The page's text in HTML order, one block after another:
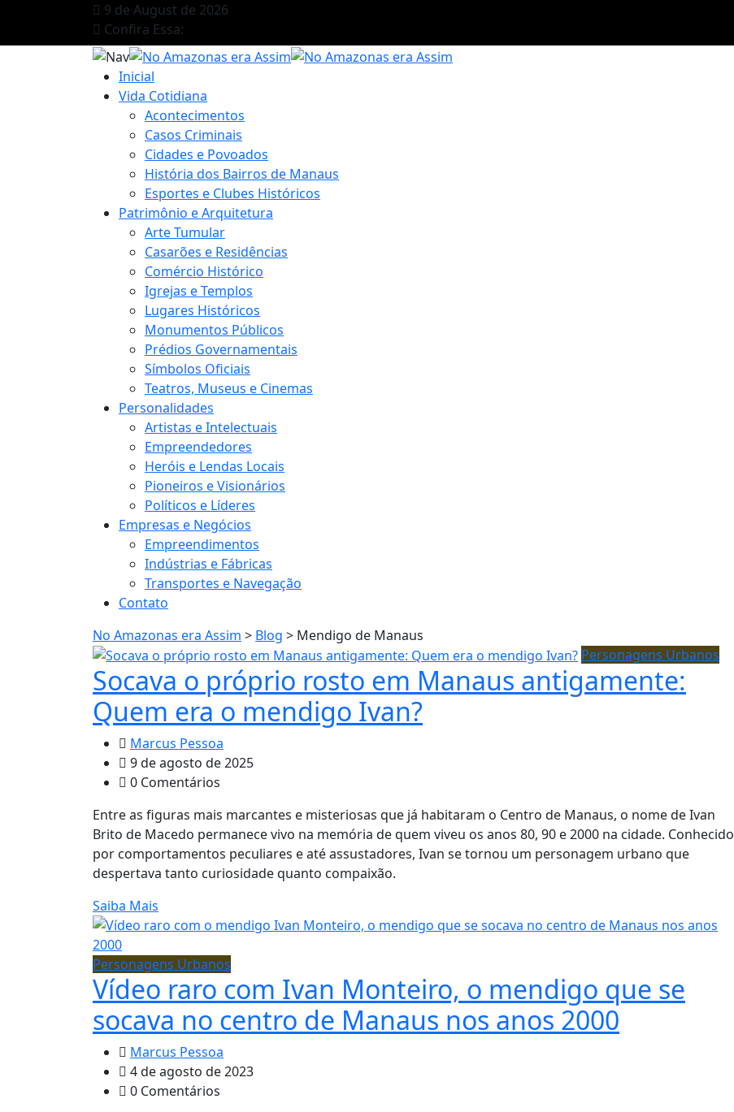
9 de August de 2026
Confira Essa:
Inicial
Vida Cotidiana
Acontecimentos
Casos Criminais
Cidades e Povoados
História dos Bairros de Manaus
Esportes e Clubes Históricos
Patrimônio e Arquitetura
Arte Tumular
Casarões e Residências
Comércio Histórico
Igrejas e Templos
Lugares Históricos
Monumentos Públicos
Prédios Governamentais
Símbolos Oficiais
Teatros, Museus e Cinemas
Personalidades
Artistas e Intelectuais
Empreendedores
Heróis e Lendas Locais
Pioneiros e Visionários
Políticos e Líderes
Empresas e Negócios
Empreendimentos
Indústrias e Fábricas
Transportes e Navegação
Contato
No Amazonas era Assim > Blog > Mendigo de Manaus
Personagens Urbanos
Socava o próprio rosto em Manaus antigamente:
Quem era o mendigo Ivan?
Marcus Pessoa
9 de agosto de 2025
0 Comentários
Entre as figuras mais marcantes e misteriosas que já habitaram o Centro de Manaus, o nome de Ivan
Brito de Macedo permanece vivo na memória de quem viveu os anos 80, 90 e 2000 na cidade. Conhecido
por comportamentos peculiares e até assustadores, Ivan se tornou um personagem urbano que
despertava tanto curiosidade quanto compaixão.
Saiba Mais
Personagens Urbanos
Vídeo raro com Ivan Monteiro, o mendigo que se
socava no centro de Manaus nos anos 2000
Marcus Pessoa
4 de agosto de 2023
0 Comentários